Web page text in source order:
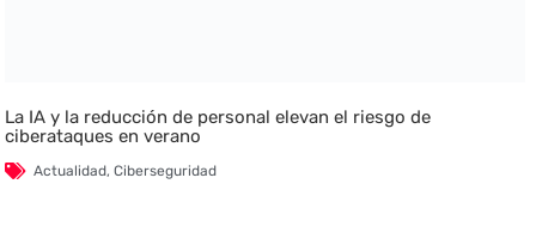
La IA y la reducción de personal elevan el riesgo de
ciberataques en verano
Actualidad,Ciberseguridad